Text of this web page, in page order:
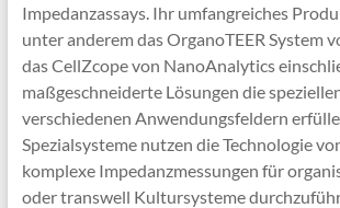
Impedanzassays. Ihr umfangreiches
unter anderem das OrganoTEER System
das CellZcope von NanoAnalytics
maßgeschneiderte Lösungen die
verschiedenen Anwendungsfeldern
Spezialsysteme nutzen die Technologie
komplexe Impedanzmessungen für
oder transwell Kultursysteme